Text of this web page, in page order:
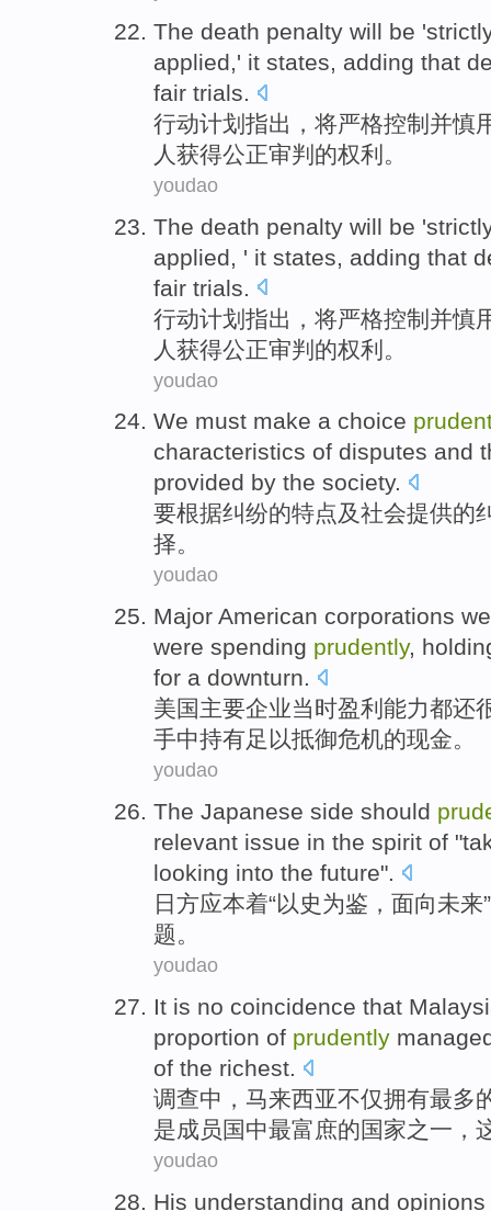
The death penalty will be '
applied,' it states, adding that
fair trials.
行动计划指出， 将严格控制 并慎
人 获得公正审判 的权利。
youdao
The death penalty will be '
applied, ' it states, adding that
fair trials
行动计划指出， 将严格控制并慎
人 获得公正审判的权利。
youdao
We must make a choice
characteristics of disputes and
provided by the society.
要根据纠纷的特点及社会提供的
择。
youdao
Major American corporations
were spending prudently,
for a downturn.
美国主要企业当时盈利能力都还
手中持有足以抵御危机的现金。
youdao
The Japanese side should
relevant issue in the spirit of
looking into the future".
日方应本着“以史为鉴 ， 面向未来”
题。
youdao
It is no coincidence that
proportion of prudently
of the richest.
调查中 ， 马来西亚不仅拥有最多
是成员国中最富庶的国家之一 ，
youdao
His understanding and opinions